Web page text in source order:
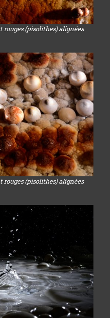
rouges (pisolithes) alignées
rouges (pisolithes) alignées